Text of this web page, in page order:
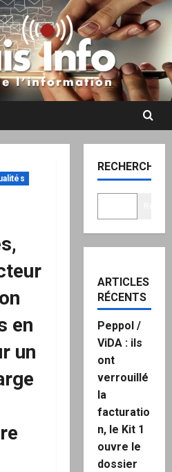
en
un
RECHERCHER
ARTICLES
RÉCENTS
Peppol /
ViDA : ils
ont
verrouillé
la
facturatio
n, le Kit 1
ouvre le
dossier